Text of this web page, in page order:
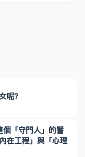
呢？
個「守門人」的譬
在工程」與「心理